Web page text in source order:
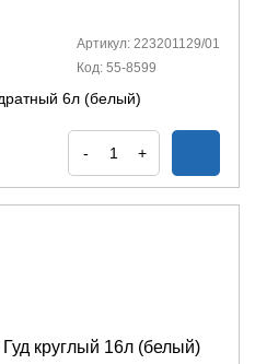
Артикул: 223201129/01
Код: 55-8599
6л (белый)
- +